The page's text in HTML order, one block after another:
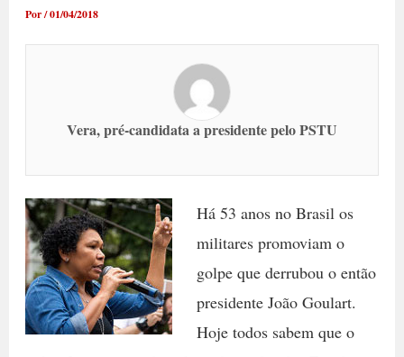
Por/01/04/2018
Vera, pré-candidata a presidente pelo PSTU
Há 53 anos no Brasil os
militares promoviam o
golpe que derrubou o então
presidente João Goulart.
Hoje todos sabem que o